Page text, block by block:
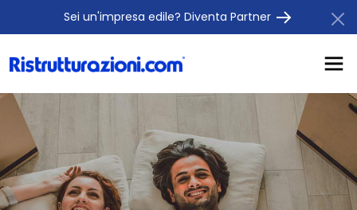
Sei un'impresa edile? Diventa Partner